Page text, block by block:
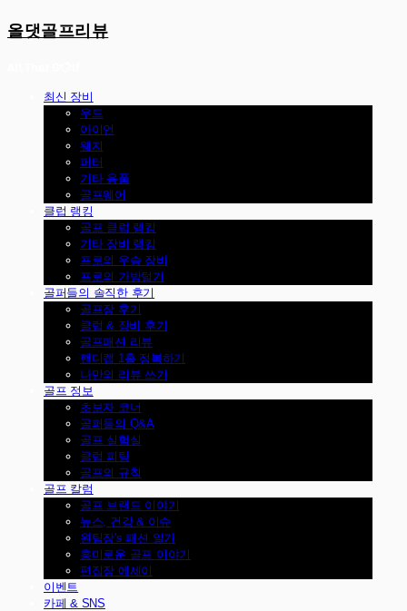
올댓골프리뷰
최신 장비
우드
아이언
웨지
퍼터
기타 용품
골프웨어
클럽 랭킹
골프 클럽 랭킹
기타 장비 랭킹
프로의 우승 장비
프로의 가방털기
골퍼들의 솔직한 후기
골프장 후기
클럽 & 장비 후기
골프패션 리뷰
핸디캡 1홀 정복하기
나만의 리뷰 쓰기
골프 정보
초보자 코너
골퍼들의 Q&A
골프 실험실
클럽 피팅
골프의 규칙
골프 칼럼
골프 브랜드 이야기
뉴스, 건강 & 이슈
원팀장's 패션 일기
흥미로운 골프 이야기
편집장 에세이
이벤트
카페 & SNS